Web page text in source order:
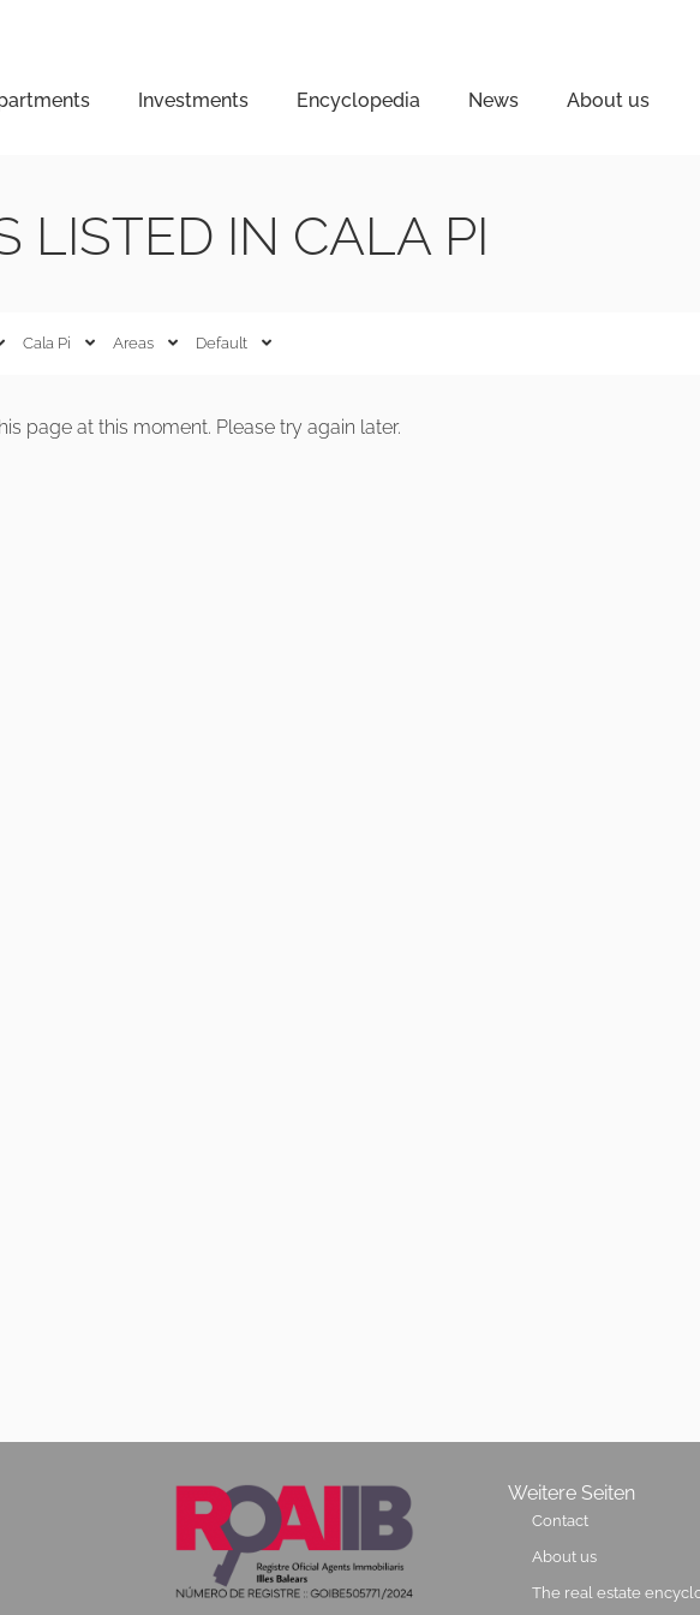
Investments Encyclopedia News About us
LISTED IN CALA PI
Cala Pi Areas Default
page at this moment. Please try again later.
Weitere Seiten
Contact
About us
The real estate